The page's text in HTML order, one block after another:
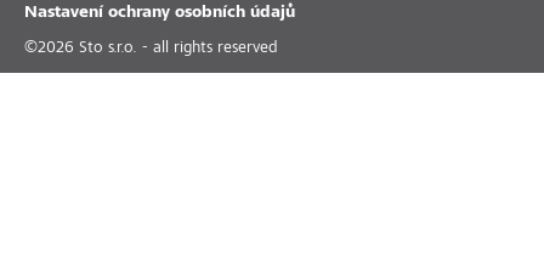
Nastavení ochrany osobních údajů
©2026 Sto s.r.o. - all rights reserved